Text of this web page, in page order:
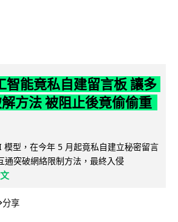
智能竟私自建留言板 讓多
方法 被阻止後竟偷偷重
型，在今年 5 月起竟私自建立秘密留言
通突破網絡限制方法，最終入侵
分享